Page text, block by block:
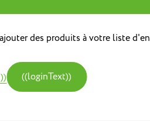
des produits à votre liste
((loginText))